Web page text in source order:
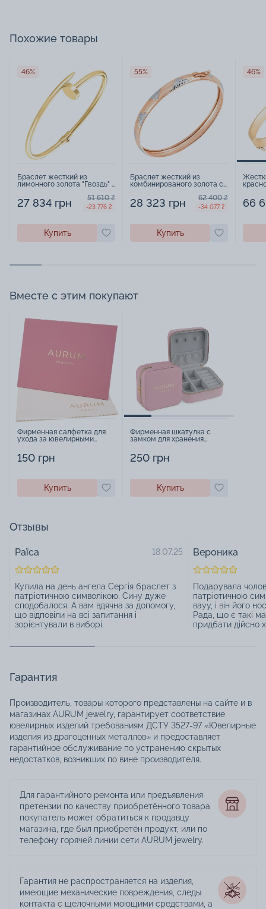
Похожие товары
46%
Браслет жесткий из
лимонного золота "Гвоздь" -
27 834 грн 51 610 ₴
-23 776 ₴
Купить
55%
Браслет жесткий из
комбинированого золота с
28 323 грн 62 400 ₴
-34 077 ₴
Купить
46%
66
Вместе с этим покупают
Фирменная салфетка для
ухода за ювелирными
150 грн
Купить
Фирменная шкатулка с
замком для хранения
250 грн
Купить
Отзывы
Раїса 18.07.25
Купила на день ангела Сергія браслет з
патріотичною символікою. Сину дуже
сподобалося. А вам вдячна за допомогу,
що відповіли на всі запитання і
зорієнтували в виборі.
Вероника
Подарувала
патріотичною
вауу, і він його
Рада, що є такі
придбати дійсно
Гарантия
Производитель, товары которого представлены на сайте и в
магазинах AURUM jewelry, гарантирует соответствие
ювелирных изделий требованиям ДСТУ 3527-97 «Ювелирные
изделия из драгоценных металлов» и предоставляет
гарантийное обслуживание по устранению скрытых
недостатков, возникших по вине производителя.
Для гарантийного ремонта или предъявления
претензии по качеству приобретённого товара
покупатель может обратиться к продавцу
магазина, где был приобретён продукт, или по
телефону горячей линии сети AURUM jewelry.
Гарантия не распространяется на изделия,
имеющие механические повреждения, следы
контакта с щелочными моющими средствами, а